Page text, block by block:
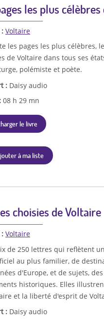
les plus
Voltaire
les pages les plus célèbres,
de Voltaire dans tous ses
polémiste et poète.
: Daisy audio
08 h 29 mn
le livre
à ma liste
choisies de Voltaire
Voltaire
de 250 lettres qui reflètent
au plus familier, de
d'Europe, et de sujets,
historiques. Elles
et la liberté d'esprit de
: Daisy audio